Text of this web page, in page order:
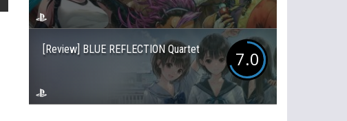
[Review] BLUE REFLECTION Quartet 7.0